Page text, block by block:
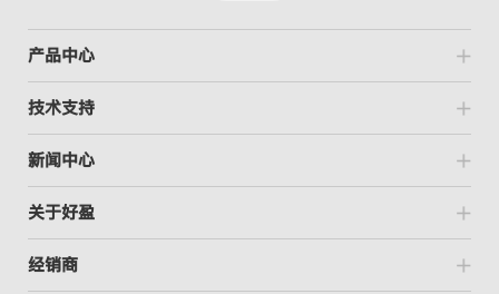
产品中心
技术支持
新闻中心
关于好盈
经销商